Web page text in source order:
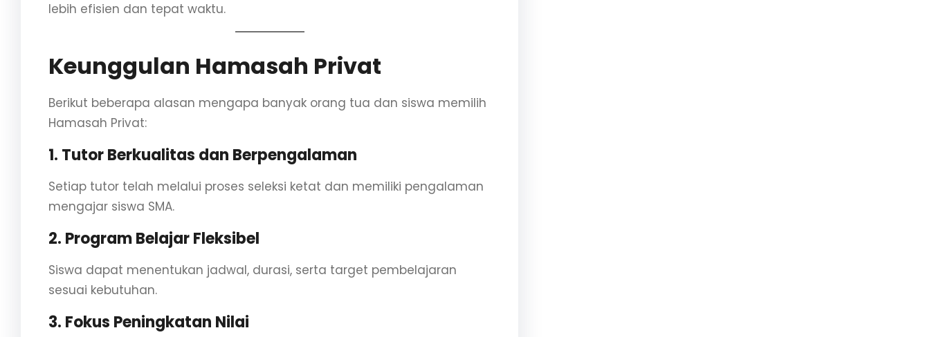
lebih efisien dan tepat waktu.
Keunggulan Hamasah Privat
Berikut beberapa alasan mengapa banyak orang tua dan siswa memilih
Hamasah Privat:
1. Tutor Berkualitas dan Berpengalaman
Setiap tutor telah melalui proses seleksi ketat dan memiliki pengalaman
mengajar siswa SMA.
2. Program Belajar Fleksibel
Siswa dapat menentukan jadwal, durasi, serta target pembelajaran
sesuai kebutuhan.
3. Fokus Peningkatan Nilai